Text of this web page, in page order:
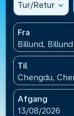
Tur/Retur expand_more
Fra
Billund,
Til
Chengdu,
Afgang
fc-booking-
13/08/2026